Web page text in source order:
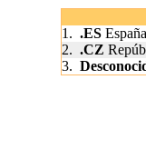
1. .ESEspaña
2. .CZ
3.